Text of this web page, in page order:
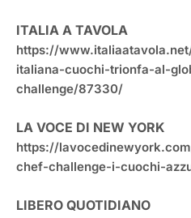
ITALIA A TAVOLA
https://
italiana-cuochi-trionfa-al-
challenge/87330/
LA VOCE DI NEW YORK
https://
chef-challenge-i-cuochi-
LIBERO QUOTIDIANO